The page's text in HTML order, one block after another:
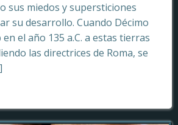
sus miedos y supersticiones
su desarrollo. Cuando Décimo
el año 135 a.C. a estas tierras
las directrices de Roma, se